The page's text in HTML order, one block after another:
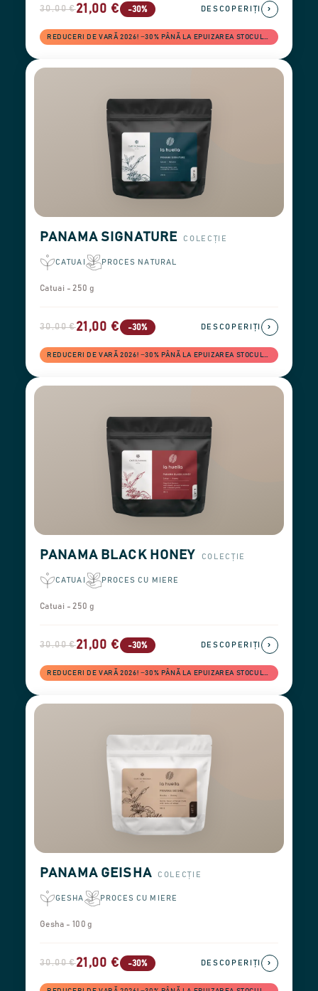
30,00 €21,00 € -30%
REDUCERI DE VARĂ 2026! −30% PÂNĂ LA EPUIZAREA STOCULUI
DESCOPERIȚI ›
PANAMA SIGNATURE COLECȚIE
CATUAI PROCES NATURAL
Catuai - 250 g
30,00 €21,00 € -30%
REDUCERI DE VARĂ 2026! −30% PÂNĂ LA EPUIZAREA STOCULUI
DESCOPERIȚI ›
PANAMA BLACK HONEY COLECȚIE
CATUAI PROCES CU MIERE
Catuai - 250 g
30,00 €21,00 € -30%
REDUCERI DE VARĂ 2026! −30% PÂNĂ LA EPUIZAREA STOCULUI
DESCOPERIȚI ›
PANAMA GEISHA COLECȚIE
GESHA PROCES CU MIERE
Gesha - 100 g
30,00 €21,00 € -30% DESCOPERIȚI ›